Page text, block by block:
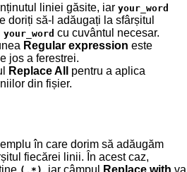
liniei găsite, iar your_word
doriți să-l adăugați la sfârșitul
your_word cu cuvântul necesar.
Regular expression este
jos a ferestrei.
Replace All
pentru a aplica
din fișier.
în care dorim să adăugăm
fiecărei linii. În acest caz,
, iar câmpul Replace with va